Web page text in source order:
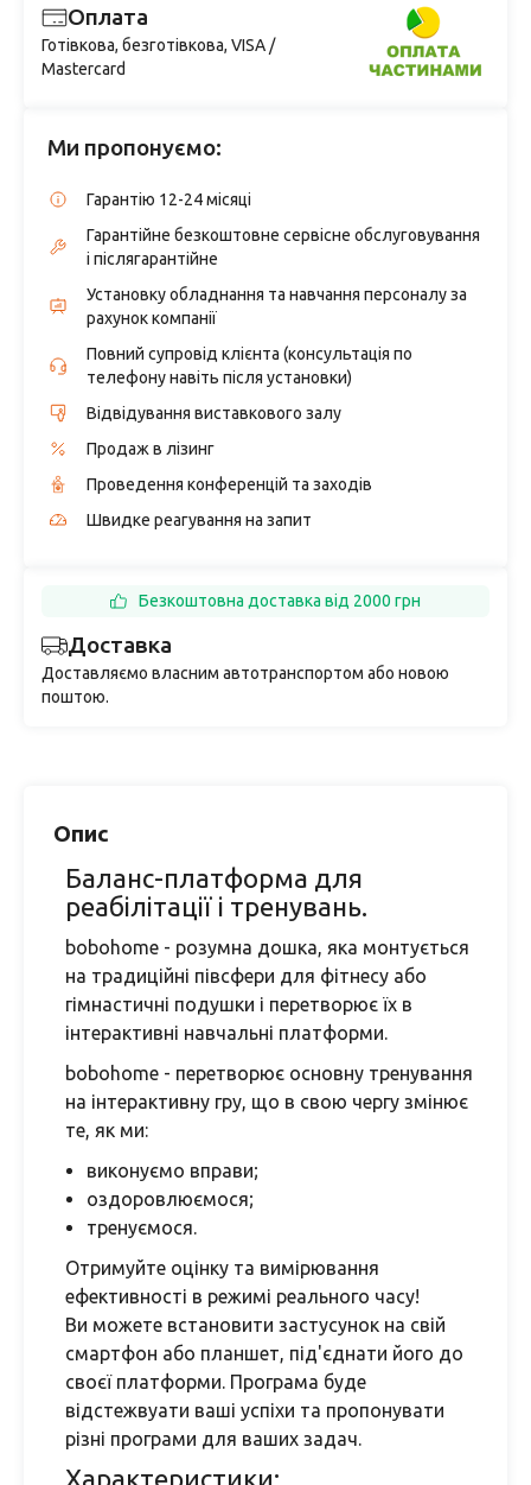
Оплата
Готівкова, безготівкова, VISA /
Mastercard
Ми пропонуємо:
Гарантію 12-24 місяці
Гарантійне безкоштовне сервісне обслуговування
і післягарантійне
Установку обладнання та навчання персоналу за
рахунок компанії
Повний супровід клієнта (консультація по
телефону навіть після установки)
Відвідування виставкового залу
Продаж в лізинг
Проведення конференцій та заходів
Швидке реагування на запит
Доставка
Доставляємо власним автотранспортом або новою
поштою.
Безкоштовна доставка від 2000 грн
Опис
Баланс-платформа для
реабілітації і тренувань.
bobohome - розумна дошка, яка монтується
на традиційні півсфери для фітнесу або
гімнастичні подушки і перетворює їх в
інтерактивні навчальні платформи.
bobohome - перетворює основну тренування
на інтерактивну гру, що в свою чергу змінює
те, як ми:
виконуємо вправи;
оздоровлюємося;
тренуємося.
Отримуйте оцінку та вимірювання
ефективності в режимі реального часу!
Ви можете встановити застусунок на свій
смартфон або планшет, під'єднати його до
своєї платформи. Програма буде
відстежвуати ваші успіхи та пропонувати
різні програми для ваших задач.
Характеристики: